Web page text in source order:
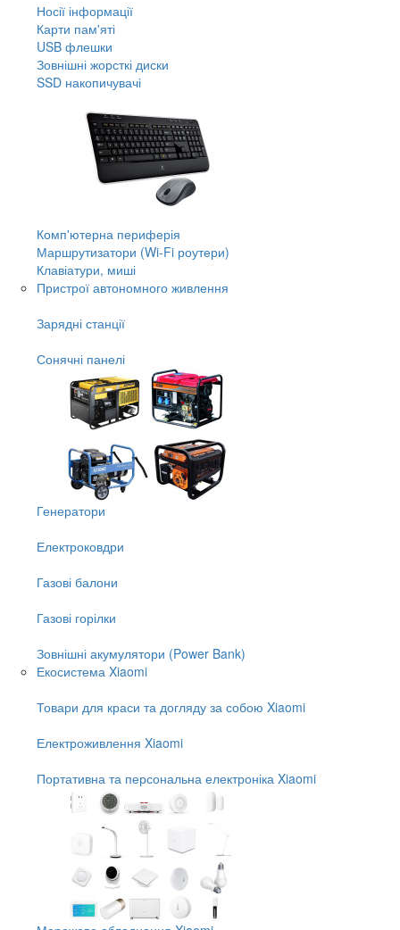
Носії інформації
Карти пам'яті
USB флешки
Зовнішні жорсткі диски
SSD накопичувачі
Комп'ютерна периферія
Маршрутизатори (Wi-Fi роутери)
Клавіатури, миші
Пристрої автономного живлення
Зарядні станції
Сонячні панелі
Генератори
Електроковдри
Газові балони
Газові горілки
Зовнішні акумулятори (Power Bank)
Екосистема Xiaomi
Товари для краси та догляду за собою Xiaomi
Електроживлення Xiaomi
Портативна та персональна електроніка Xiaomi